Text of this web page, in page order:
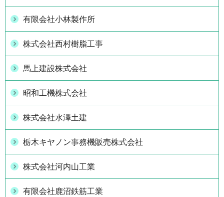
有限会社小林製作所
株式会社西村樹脂工事
馬上建設株式会社
昭和工機株式会社
株式会社水澤土建
栃木キヤノン事務機販売株式会社
株式会社河内山工業
有限会社鹿沼鉄筋工業